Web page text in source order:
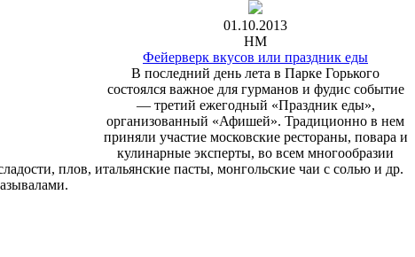
01.10.2013
HM
Фейерверк вкусов или праздник еды
В последний день лета в Парке Горького
состоялся важное для гурманов и фудис событие
— третий ежегодный «Праздник еды»,
организованный «Афишей». Традиционно в нем
приняли участие московские рестораны, повара и
кулинарные эксперты, во всем многообразии
плов, итальянские пасты, монгольские чаи с солью и др.